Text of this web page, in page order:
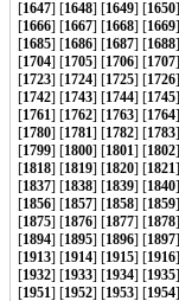
[1647] [1648] [1649] [1650
[1666] [1667] [1668] [1669
[1685] [1686] [1687] [1688
[1704] [1705] [1706] [1707
[1723] [1724] [1725] [1726
[1742] [1743] [1744] [1745
[1761] [1762] [1763] [1764
[1780] [1781] [1782] [1783
[1799] [1800] [1801] [1802
[1818] [1819] [1820] [1821
[1837] [1838] [1839] [1840
[1856] [1857] [1858] [1859
[1875] [1876] [1877] [1878
[1894] [1895] [1896] [1897
[1913] [1914] [1915] [1916
[1932] [1933] [1934] [1935
[1951] [1952] [1953] [1954